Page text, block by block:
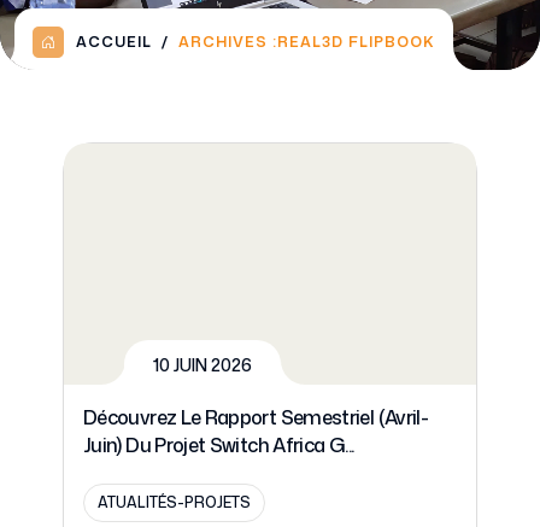
ACCUEIL ARCHIVES :REAL3D FLIPBOOK
10 JUIN 2026
Découvrez Le Rapport Semestriel (avril-
Juin) Du Projet Switch Africa G...
ATUALITÉS-PROJETS